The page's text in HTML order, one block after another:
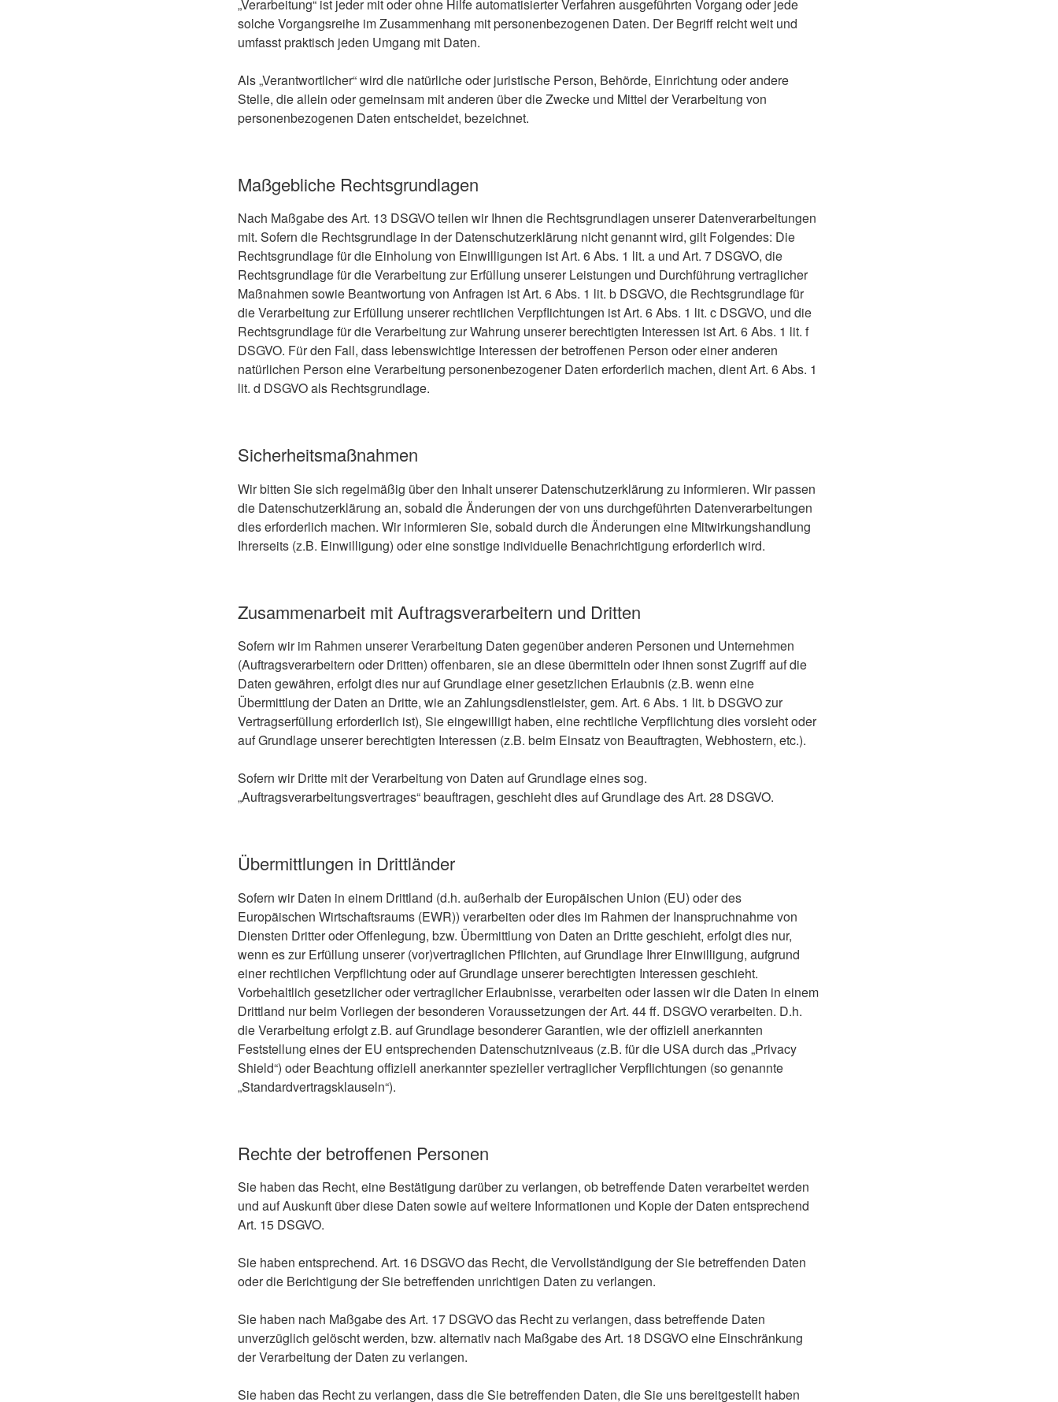
„Verarbeitung“ ist jeder mit oder ohne Hilfe automatisierter Verfahren ausgeführten Vorgang oder jede
solche Vorgangsreihe im Zusammenhang mit personenbezogenen Daten. Der Begriff reicht weit und
umfasst praktisch jeden Umgang mit Daten.
Als „Verantwortlicher“ wird die natürliche oder juristische Person, Behörde, Einrichtung oder andere
Stelle, die allein oder gemeinsam mit anderen über die Zwecke und Mittel der Verarbeitung von
personenbezogenen Daten entscheidet, bezeichnet.
Maßgebliche Rechtsgrundlagen
Nach Maßgabe des Art. 13 DSGVO teilen wir Ihnen die Rechtsgrundlagen unserer Datenverarbeitungen
mit. Sofern die Rechtsgrundlage in der Datenschutzerklärung nicht genannt wird, gilt Folgendes: Die
Rechtsgrundlage für die Einholung von Einwilligungen ist Art. 6 Abs. 1 lit. a und Art. 7 DSGVO, die
Rechtsgrundlage für die Verarbeitung zur Erfüllung unserer Leistungen und Durchführung vertraglicher
Maßnahmen sowie Beantwortung von Anfragen ist Art. 6 Abs. 1 lit. b DSGVO, die Rechtsgrundlage für
die Verarbeitung zur Erfüllung unserer rechtlichen Verpflichtungen ist Art. 6 Abs. 1 lit. c DSGVO, und die
Rechtsgrundlage für die Verarbeitung zur Wahrung unserer berechtigten Interessen ist Art. 6 Abs. 1 lit. f
DSGVO. Für den Fall, dass lebenswichtige Interessen der betroffenen Person oder einer anderen
natürlichen Person eine Verarbeitung personenbezogener Daten erforderlich machen, dient Art. 6 Abs. 1
lit. d DSGVO als Rechtsgrundlage.
Sicherheitsmaßnahmen
Wir bitten Sie sich regelmäßig über den Inhalt unserer Datenschutzerklärung zu informieren. Wir passen
die Datenschutzerklärung an, sobald die Änderungen der von uns durchgeführten Datenverarbeitungen
dies erforderlich machen. Wir informieren Sie, sobald durch die Änderungen eine Mitwirkungshandlung
Ihrerseits (z.B. Einwilligung) oder eine sonstige individuelle Benachrichtigung erforderlich wird.
Zusammenarbeit mit Auftragsverarbeitern und Dritten
Sofern wir im Rahmen unserer Verarbeitung Daten gegenüber anderen Personen und Unternehmen
(Auftragsverarbeitern oder Dritten) offenbaren, sie an diese übermitteln oder ihnen sonst Zugriff auf die
Daten gewähren, erfolgt dies nur auf Grundlage einer gesetzlichen Erlaubnis (z.B. wenn eine
Übermittlung der Daten an Dritte, wie an Zahlungsdienstleister, gem. Art. 6 Abs. 1 lit. b DSGVO zur
Vertragserfüllung erforderlich ist), Sie eingewilligt haben, eine rechtliche Verpflichtung dies vorsieht oder
auf Grundlage unserer berechtigten Interessen (z.B. beim Einsatz von Beauftragten, Webhostern, etc.).
Sofern wir Dritte mit der Verarbeitung von Daten auf Grundlage eines sog.
„Auftragsverarbeitungsvertrages“ beauftragen, geschieht dies auf Grundlage des Art. 28 DSGVO.
Übermittlungen in Drittländer
Sofern wir Daten in einem Drittland (d.h. außerhalb der Europäischen Union (EU) oder des
Europäischen Wirtschaftsraums (EWR)) verarbeiten oder dies im Rahmen der Inanspruchnahme von
Diensten Dritter oder Offenlegung, bzw. Übermittlung von Daten an Dritte geschieht, erfolgt dies nur,
wenn es zur Erfüllung unserer (vor)vertraglichen Pflichten, auf Grundlage Ihrer Einwilligung, aufgrund
einer rechtlichen Verpflichtung oder auf Grundlage unserer berechtigten Interessen geschieht.
Vorbehaltlich gesetzlicher oder vertraglicher Erlaubnisse, verarbeiten oder lassen wir die Daten in einem
Drittland nur beim Vorliegen der besonderen Voraussetzungen der Art. 44 ff. DSGVO verarbeiten. D.h.
die Verarbeitung erfolgt z.B. auf Grundlage besonderer Garantien, wie der offiziell anerkannten
Feststellung eines der EU entsprechenden Datenschutzniveaus (z.B. für die USA durch das „Privacy
Shield“) oder Beachtung offiziell anerkannter spezieller vertraglicher Verpflichtungen (so genannte
„Standardvertragsklauseln“).
Rechte der betroffenen Personen
Sie haben das Recht, eine Bestätigung darüber zu verlangen, ob betreffende Daten verarbeitet werden
und auf Auskunft über diese Daten sowie auf weitere Informationen und Kopie der Daten entsprechend
Art. 15 DSGVO.
Sie haben entsprechend. Art. 16 DSGVO das Recht, die Vervollständigung der Sie betreffenden Daten
oder die Berichtigung der Sie betreffenden unrichtigen Daten zu verlangen.
Sie haben nach Maßgabe des Art. 17 DSGVO das Recht zu verlangen, dass betreffende Daten
unverzüglich gelöscht werden, bzw. alternativ nach Maßgabe des Art. 18 DSGVO eine Einschränkung
der Verarbeitung der Daten zu verlangen.
Sie haben das Recht zu verlangen, dass die Sie betreffenden Daten, die Sie uns bereitgestellt haben